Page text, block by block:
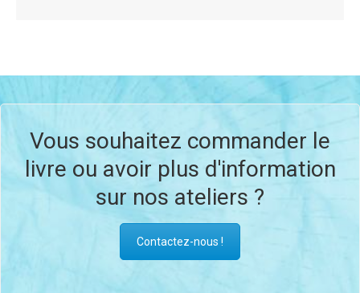
Vous souhaitez commander le
livre ou avoir plus d'information
sur nos ateliers ?
Contactez-nous !